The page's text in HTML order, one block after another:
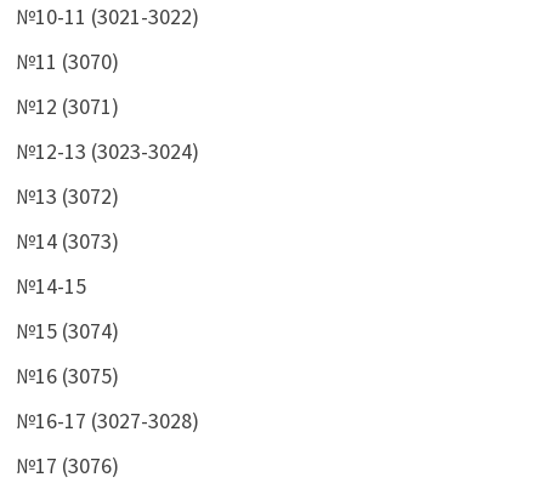
№10-11 (3021-3022)
№11 (3070)
№12 (3071)
№12-13 (3023-3024)
№13 (3072)
№14 (3073)
№14-15
№15 (3074)
№16 (3075)
№16-17 (3027-3028)
№17 (3076)